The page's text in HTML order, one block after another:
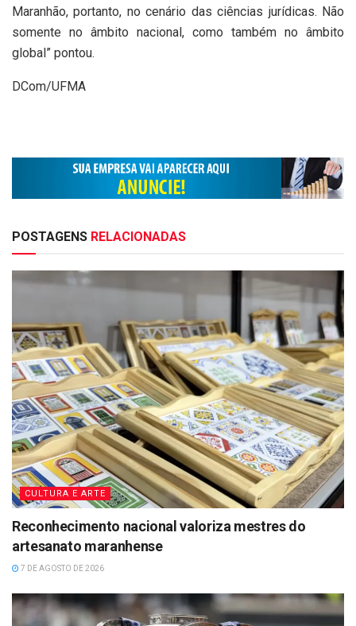
Maranhão, portanto, no cenário das ciências jurídicas. Não
somente no âmbito nacional, como também no âmbito
global” pontou.
DCom/UFMA
POSTAGENS RELACIONADAS
CULTURA E ARTE
Reconhecimento nacional valoriza mestres do
artesanato maranhense
7 DE AGOSTO DE 2026